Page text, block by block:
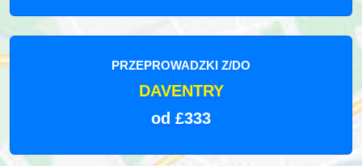
PRZEPROWADZKI Z/DO
DAVENTRY
od £333